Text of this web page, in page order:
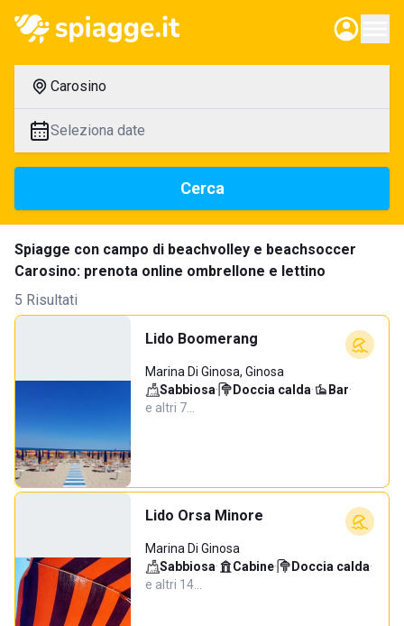
Carosino
Seleziona date
Cerca
Spiagge con campo di beachvolley e beachsoccer
Carosino: prenota online ombrellone e lettino
5 Risultati
Lido Boomerang
Marina Di Ginosa, Ginosa
Sabbiosa· Doccia calda· Bar·
e altri 7…
Lido Orsa Minore
Marina Di Ginosa
Sabbiosa· Cabine· Doccia calda·
e altri 14…